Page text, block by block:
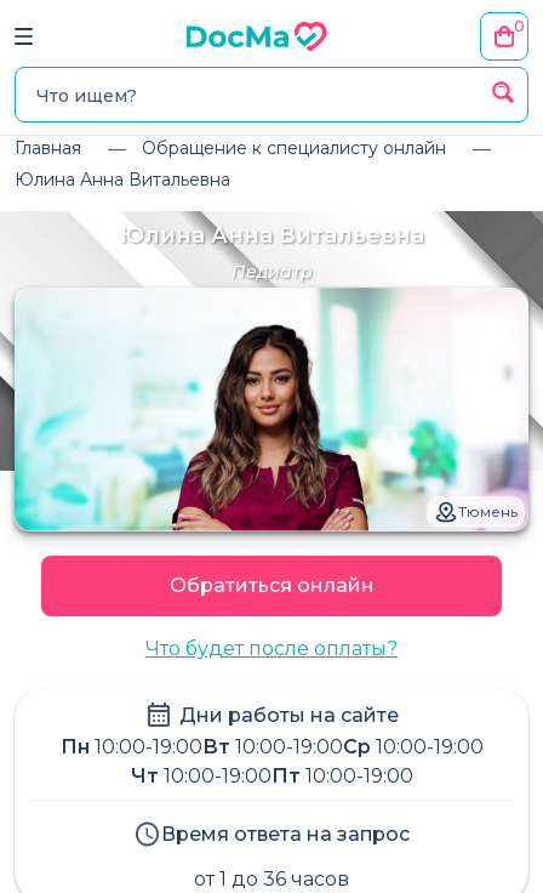
0
Главная
Обращение к специалисту онлайн
Юлина Анна Витальевна
Юлина Анна Витальевна
Педиатр
Тюмень
Обратиться онлайн
Что будет после оплаты?
Дни работы на сайте
Пн 10:00-19:00 Вт 10:00-19:00Ср 10:00-19:00
Чт 10:00-19:00 Пт 10:00-19:00
Время ответа на запрос
от 1 до 36 часов